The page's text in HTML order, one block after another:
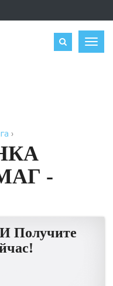
ОЦЕНИТЬ
›
-
Получите